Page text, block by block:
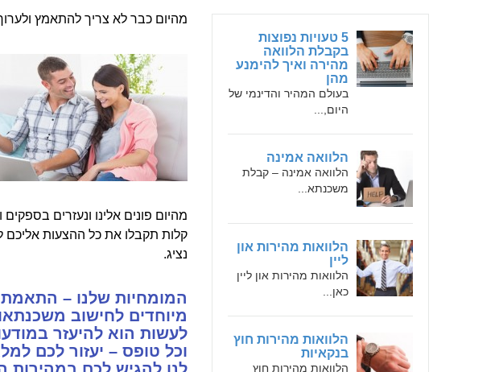
5 טעויות נפוצות
בקבלת הלוואה
מהירה ואיך להימנע
מהן
בעולם המהיר והדינמי של
היום,...
הלוואה אמינה
הלוואה אמינה – קבלת
משכנתא...
הלוואות מהירות און
ליין
הלוואות מהירות און ליין
כאן...
הלוואות מהירות חוץ
בנקאיות
הלוואות מהירות חוץ
מהיום כבר לא צריך להתאמץ
מהיום פונים אלינו ונעזרים
קלות תקבלו את כל ההצעות אליכם
נציג.
המומחיות שלנו –
מיוחדים לחישוב
לעשות הוא להיעזר
וכל טופס – יעזור לכם